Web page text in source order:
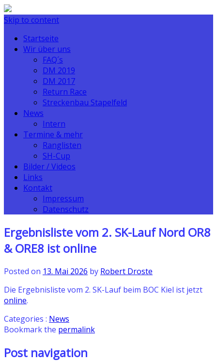
Skip to content
Startseite
Wir über uns
FAQ´s
DM 2019
DM 2017
Return Race
Streckenbau Stapelfeld
News
Intern
Termine & mehr
Ranglisten
SH-Cup
Bilder / Videos
Links
Kontakt
Impressum
Datenschutz
Ergebnisliste vom 2. SK-Lauf Nord OR8
& ORE8 ist online
Posted on 13. Mai 2026 by Robert Droste
Die Ergebnisliste vom 2. SK-Lauf beim BOC Kiel ist jetzt
online.
Categories : News
Bookmark the permalink
Post navigation